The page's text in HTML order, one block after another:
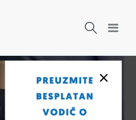
×
bilo lakše!